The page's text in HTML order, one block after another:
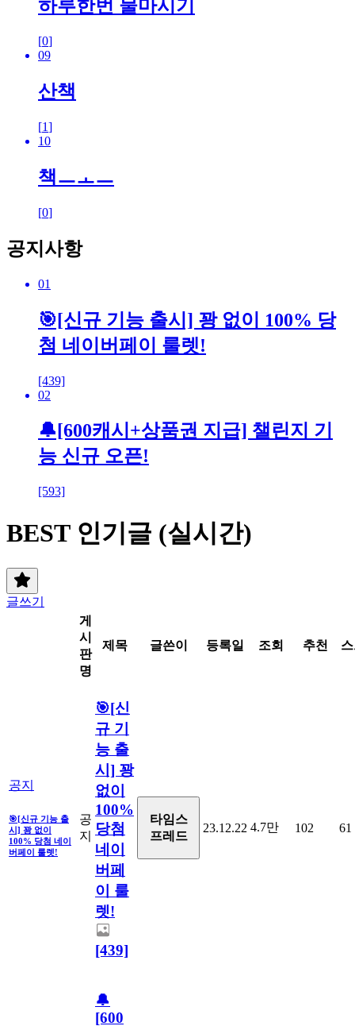
하루한번 물마시기
[0]
09
산책
[1]
10
책ㅡㅗㅡ
[0]
공지사항
01
🎯[신규 기능 출시] 꽝 없이 100% 당
첨 네이버페이 룰렛!
[439]
02
🔔[600캐시+상품권 지급] 챌린지 기
능 신규 오픈!
[593]
BEST 인기글 (실시간)
글쓰기
게
시
판
명
제목 글쓴이 등록일 조회 추천
공지
🎯[신규 기능 출
시] 꽝 없이
100% 당첨 네이
버페이 룰렛!
공
지
🎯[신
규 기
능 출
시] 꽝
없이
100%
당첨
네이
버페
이 룰
렛!
[439]
타임스
프레드
23.12.22 4.7만 102 61
🔔
[600